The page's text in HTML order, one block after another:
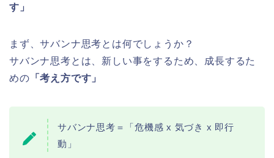
す」
まず、サバンナ思考とは何でしょうか？
サバンナ思考とは、新しい事をするため、成長するた
めの 「考え方です」
サバンナ思考＝「危機感 x 気づき x 即行
動」